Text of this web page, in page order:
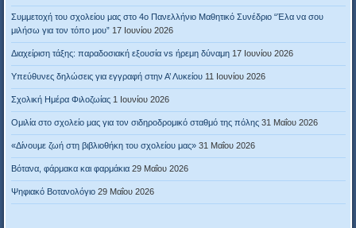
Συμμετοχή του σχολείου μας στο 4ο Πανελλήνιο Μαθητικό Συνέδριο “Έλα να σου
μιλήσω για τον τόπο μου” 17 Ιουνίου 2026
Διαχείριση τάξης: παραδοσιακή εξουσία vs ήρεμη δύναμη 17 Ιουνίου 2026
Υπεύθυνες δηλώσεις για εγγραφή στην Α’ Λυκείου 11 Ιουνίου 2026
Σχολική Ημέρα Φιλοζωίας 1 Ιουνίου 2026
Ομιλία στο σχολείο μας για τον σιδηροδρομικό σταθμό της πόλης 31 Μαΐου 2026
«Δίνουμε ζωή στη βιβλιοθήκη του σχολείου μας» 31 Μαΐου 2026
Βότανα, φάρμακα και φαρμάκια 29 Μαΐου 2026
Ψηφιακό Βοτανολόγιο 29 Μαΐου 2026